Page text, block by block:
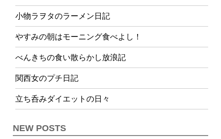
小物ラヲタのラーメン日記
やすみの朝はモーニング食べよし！
べんきちの食い散らかし放浪記
関西女のプチ日記
立ち呑みダイエットの日々
NEW POSTS